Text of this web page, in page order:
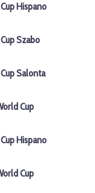
Hispano
Szabo
Salonta
Cup
Hispano
Cup